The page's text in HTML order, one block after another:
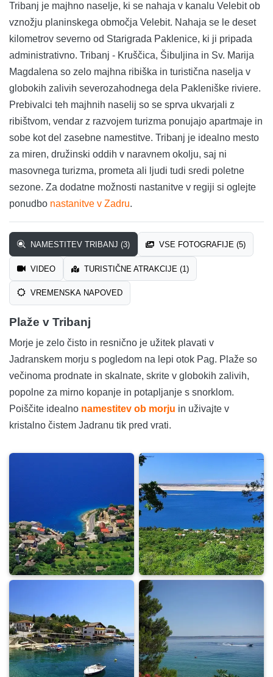
Tribanj je majhno naselje, ki se nahaja v kanalu Velebit ob
vznožju planinskega območja Velebit. Nahaja se le deset
kilometrov severno od Starigrada Paklenice, ki ji pripada
administrativno. Tribanj - Kruščica, Šibuljina in Sv. Marija
Magdalena so zelo majhna ribiška in turistična naselja v
globokih zalivih severozahodnega dela Pakleniške riviere.
Prebivalci teh majhnih naselij so se sprva ukvarjali z
ribištvom, vendar z razvojem turizma ponujajo apartmaje in
sobe kot del zasebne namestitve. Tribanj je idealno mesto
za miren, družinski oddih v naravnem okolju, saj ni
masovnega turizma, prometa ali ljudi tudi sredi poletne
sezone. Za dodatne možnosti nastanitve v regiji si oglejte
ponudbo nastanitve v Zadru.
NAMESTITEV TRIBANJ (3) VSE FOTOGRAFIJE (5)
VIDEO TURISTIČNE ATRAKCIJE (1)
VREMENSKA NAPOVED
Plaže v Tribanj
Morje je zelo čisto in resnično je užitek plavati v
Jadranskem morju s pogledom na lepi otok Pag. Plaže so
večinoma prodnate in skalnate, skrite v globokih zalivih,
popolne za mirno kopanje in potapljanje s snorklom.
Poiščite idealno namestitev ob morju in uživajte v
kristalno čistem Jadranu tik pred vrati.